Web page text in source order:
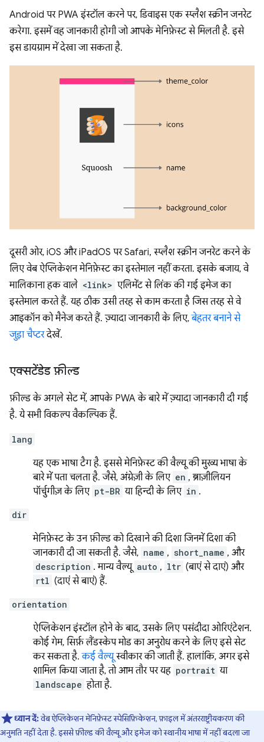
Android पर PWA इंस्टॉल करने पर, डिवाइस एक स्प्लैश स्क्रीन जनरेट
करेगा. इसमें वह जानकारी होगी जो आपके मेनिफ़ेस्ट से मिलती है. इसे
इस डायग्राम में देखा जा सकता है.
दूसरी ओर, iOS और iPadOS पर Safari, स्प्लैश स्क्रीन जनरेट करने के
लिए वेब ऐप्लिकेशन मेनिफ़ेस्ट का इस्तेमाल नहीं करता. इसके बजाय, वे
मालिकाना हक वाले <link> एलिमेंट से लिंक की गई इमेज का
इस्तेमाल करते हैं. यह ठीक उसी तरह से काम करता है जिस तरह से वे
आइकॉन को मैनेज करते हैं. ज़्यादा जानकारी के लिए,बेहतर बनाने से
जुड़ा चैप्टरदेखें.
एक्सटेंडेड फ़ील्ड
फ़ील्ड के अगले सेट में, आपके PWA के बारे में ज़्यादा जानकारी दी गई
है. ये सभी विकल्प वैकल्पिक हैं.
lang
यह एक भाषा टैग है. इससे मेनिफ़ेस्ट की वैल्यू की मुख्य भाषा के
बारे में पता चलता है. जैसे, अंग्रेज़ी के लिए en , ब्राज़ीलियन
पॉर्चुगीज़ के लिए pt-BR या हिन्दी के लिए in .
dir
मेनिफ़ेस्ट के उन फ़ील्ड को दिखाने की दिशा जिनमें दिशा की
जानकारी दी जा सकती है. जैसे, name , short_name , और
description . मान्य वैल्यू auto , ltr (बाएं से दाएं) और
rtl (दाएं से बाएं) हैं.
orientation
ऐप्लिकेशन इंस्टॉल होने के बाद, उसके लिए पसंदीदा ओरिएंटेशन.
कोई गेम, सिर्फ़ लैंडस्केप मोड का अनुरोध करने के लिए इसे सेट
कर सकता है.कई वैल्यूस्वीकार की जाती हैं. हालांकि, अगर इसे
शामिल किया जाता है, तो आम तौर पर यह portrait या
landscape होता है.
ध्यान दें:वेब ऐप्लिकेशन मेनिफ़ेस्ट स्पेसिफ़िकेशन, फ़ाइल में अंतरराष्ट्रीयकरण की
अनुमति नहीं देता है. इससे फ़ील्ड की वैल्यू और इमेज को स्थानीय भाषा में नहीं बदला जा